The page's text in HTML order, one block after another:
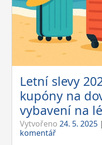
Letní slevy
kupóny na
vybavení na
Vytvořeno 24. 5. 2025 |
komentářon